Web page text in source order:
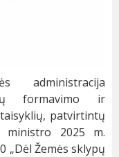
administracija
formavimo ir
patvirtintų
ministro 2025 m.
„Dėl Žemės sklypų